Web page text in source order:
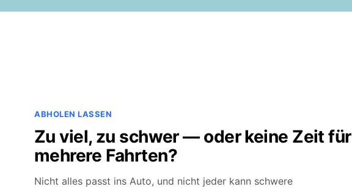
ABHOLEN LASSEN
Zu viel, zu schwer — oder keine Zeit für
mehrere Fahrten?
Nicht alles passt ins Auto, und nicht jeder kann schwere